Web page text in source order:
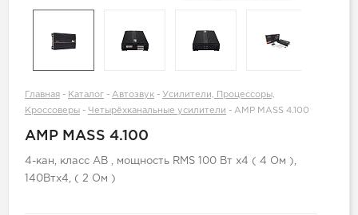
Главная - Каталог - Автозвук - Усилители, Процессоры,
Кроссоверы - Четырёхканальные усилители - AMP MASS 4.100
AMP MASS 4.100
4-кан, класс AB , мощность RMS 100 Вт х4 ( 4 Ом ),
140Втх4, ( 2 Ом )